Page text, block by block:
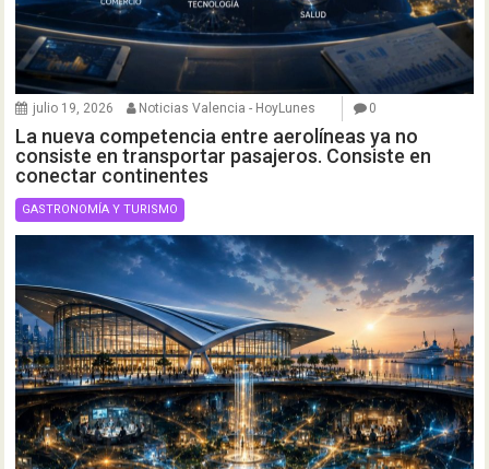
julio 19, 2026 Noticias Valencia - HoyLunes 0
La nueva competencia entre aerolíneas ya no
consiste en transportar pasajeros. Consiste en
conectar continentes
GASTRONOMÍA Y TURISMO